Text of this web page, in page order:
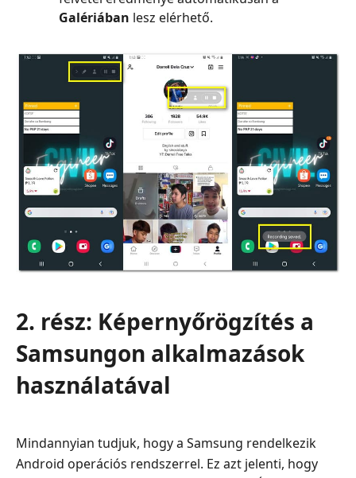
Galériában lesz elérhető.
2. rész: Képernyőrögzítés a
Samsungon alkalmazások
használatával
Mindannyian tudjuk, hogy a Samsung rendelkezik
Android operációs rendszerrel. Ez azt jelenti, hogy